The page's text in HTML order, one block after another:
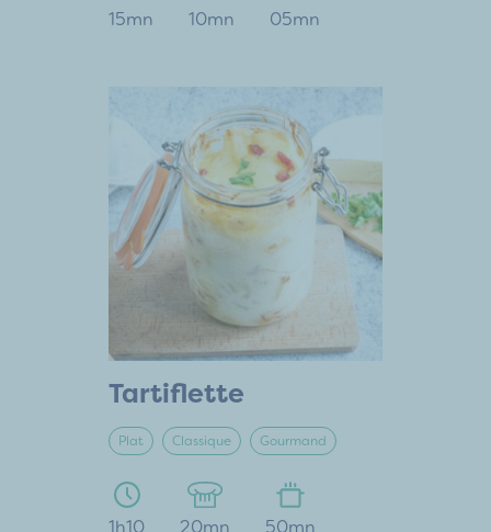
15mn 10mn 05mn
Tartiflette
Plat Classique Gourmand
1h10 20mn 50mn